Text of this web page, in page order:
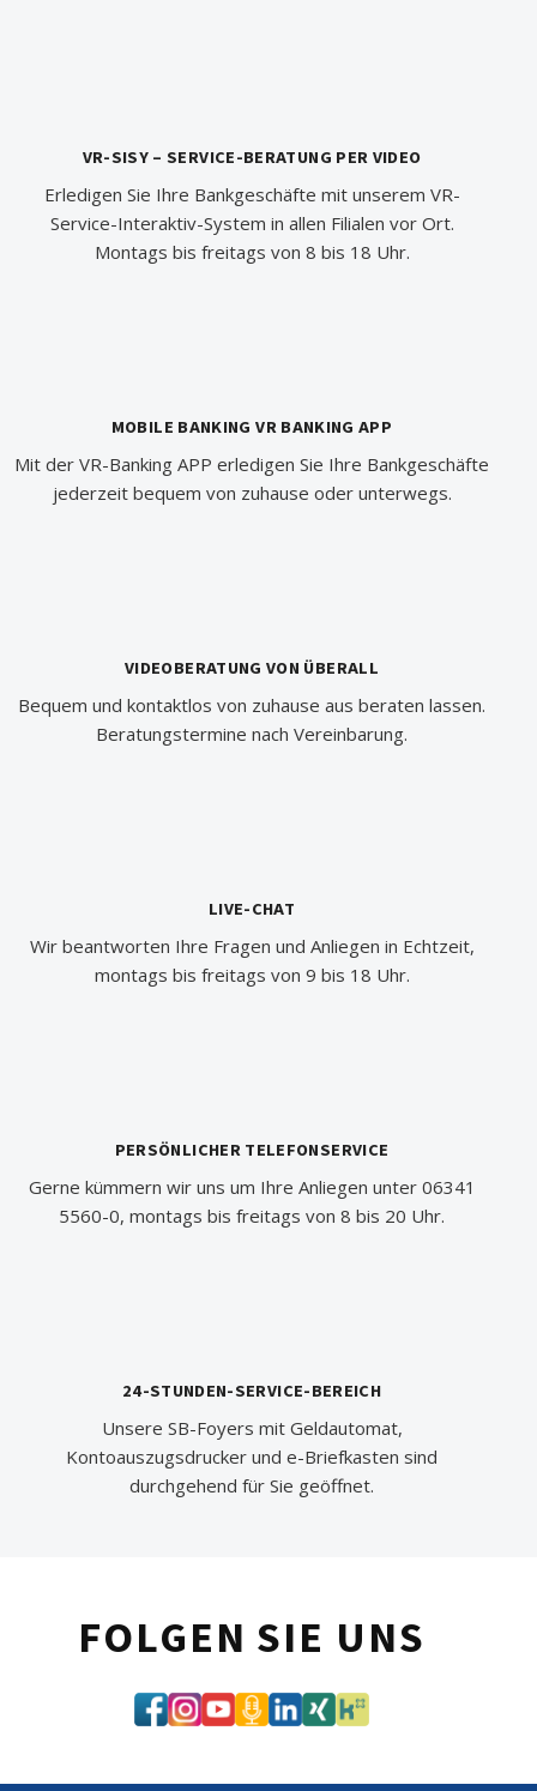
VR-SISY – SERVICE-BERATUNG PER VIDEO
Erledigen Sie Ihre Bankgeschäfte mit unserem VR-
Service-Interaktiv-System in allen Filialen vor Ort.
Montags bis freitags von 8 bis 18 Uhr.
MOBILE BANKING VR BANKING APP
Mit der VR-Banking APP erledigen Sie Ihre Bankgeschäfte
jederzeit bequem von zuhause oder unterwegs.
VIDEOBERATUNG VON ÜBERALL
Bequem und kontaktlos von zuhause aus beraten lassen.
Beratungstermine nach Vereinbarung.
LIVE-CHAT
Wir beantworten Ihre Fragen und Anliegen in Echtzeit,
montags bis freitags von 9 bis 18 Uhr.
PERSÖNLICHER TELEFONSERVICE
Gerne kümmern wir uns um Ihre Anliegen unter 06341
5560-0, montags bis freitags von 8 bis 20 Uhr.
24-STUNDEN-SERVICE-BEREICH
Unsere SB-Foyers mit Geldautomat,
Kontoauszugsdrucker und e-Briefkasten sind
durchgehend für Sie geöffnet.
FOLGEN SIE UNS